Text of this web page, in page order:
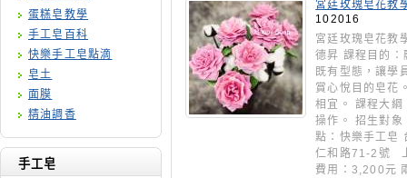
蛋糕皂教學
手工皂百科
快樂手工皂點滴
皂土
面膜
精油調香
手工皂
宮廷玫瑰皂花教
102016
宮廷玫瑰皂花教
德昇 課程目的：
既有型態，讓學
賞心悅目的皂花
相宜。 課程大綱
操作。 招生對象
點：快樂手工皂
仁和路71-2號
費用：3,200元